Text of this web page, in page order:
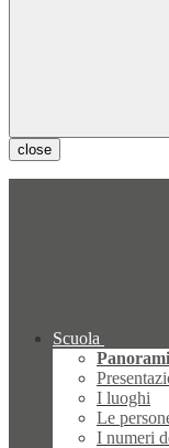
close
Scuola
I luoghi
Le
I numeri